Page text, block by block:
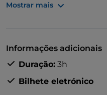
Mostrar mais
Informações adicionais
Duração: 3h
Bilhete eletrónico